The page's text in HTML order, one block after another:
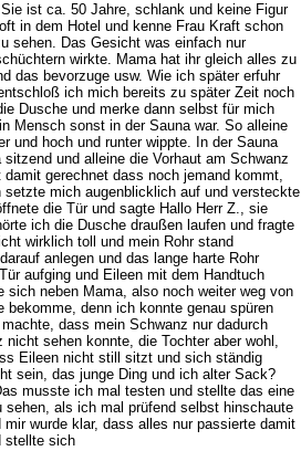
ist ca. 50 Jahre, schlank und keine Figur
in dem Hotel und kenne Frau Kraft schon
sehen. Das Gesicht was einfach nur
wirkte. Mama hat ihr gleich alles zu
das bevorzuge usw. Wie ich später erfuhr
ich mich bereits zu später Zeit noch
Dusche und merke dann selbst für mich
Mensch sonst in der Sauna war. So alleine
und hoch und runter wippte. In der Sauna
und alleine die Vorhaut am Schwanz
gerechnet dass noch jemand kommt,
mich augenblicklich auf und versteckte
die Tür und sagte Hallo Herr Z., sie
ich die Dusche draußen laufen und fragte
wirklich toll und mein Rohr stand
anlegen und das lange harte Rohr
aufging und Eileen mit dem Handtuch
neben Mama, also noch weiter weg von
denn ich konnte genau spüren
dass mein Schwanz nur dadurch
sehen konnte, die Tochter aber wohl,
Eileen nicht still sitzt und sich ständig
sein, das junge Ding und ich alter Sack?
musste ich mal testen und stellte das eine
als ich mal prüfend selbst hinschaute
wurde klar, dass alles nur passierte damit
stellte sich